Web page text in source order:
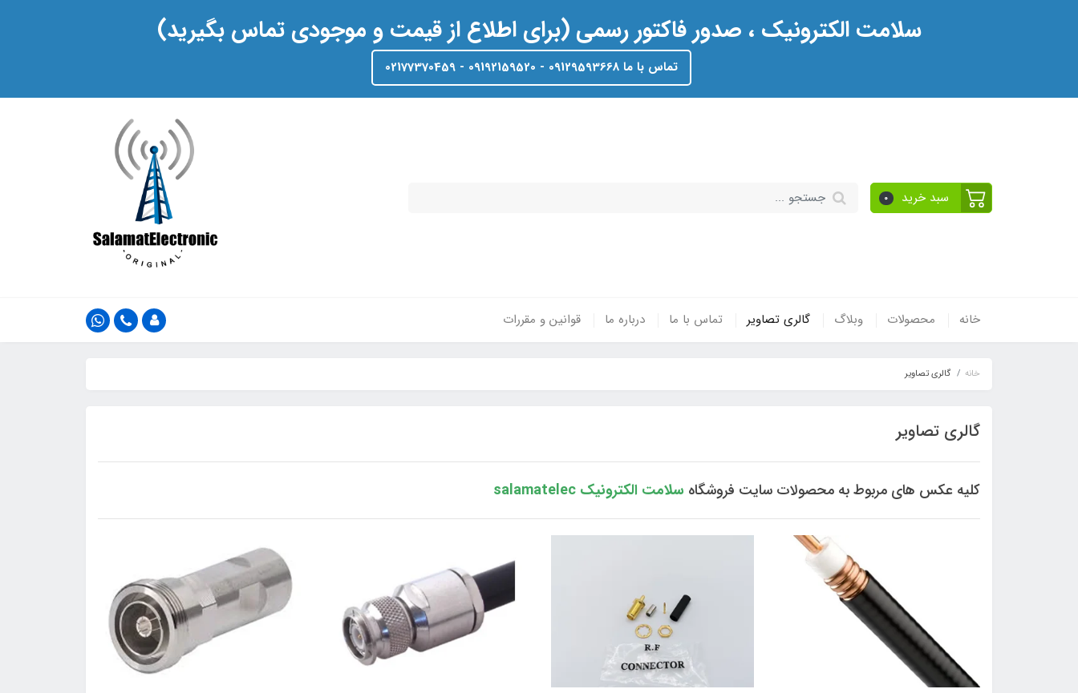
سلامت الکترونیک ، صدور فاکتور رسمی (برای اطلاع از قیمت و موجودی تماس بگیرید)
تماس با ما 09129593668 - 09192159520 - 02177370459
سبد خرید 0
خانه محصولات وبلاگ گالری تصاویر تماس با ما درباره ما قوانین و مقررات
خانه گالری تصاویر
گالری تصاویر
کلیه عکس های مربوط به محصولات سایت فروشگاه سلامت الکترونیک salamatelec